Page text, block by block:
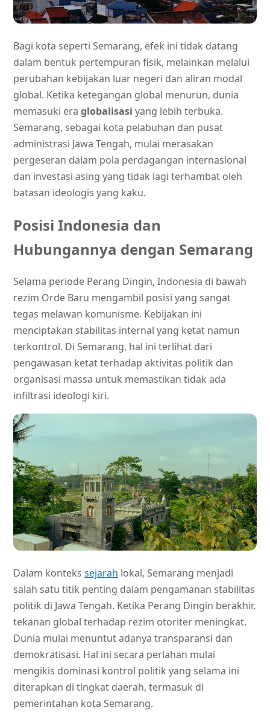
Bagi kota seperti Semarang, efek ini tidak datang
dalam bentuk pertempuran fisik, melainkan melalui
perubahan kebijakan luar negeri dan aliran modal
global. Ketika ketegangan global menurun, dunia
memasuki era globalisasi yang lebih terbuka.
Semarang, sebagai kota pelabuhan dan pusat
administrasi Jawa Tengah, mulai merasakan
pergeseran dalam pola perdagangan internasional
dan investasi asing yang tidak lagi terhambat oleh
batasan ideologis yang kaku.
Posisi Indonesia dan
Hubungannya dengan Semarang
Selama periode Perang Dingin, Indonesia di bawah
rezim Orde Baru mengambil posisi yang sangat
tegas melawan komunisme. Kebijakan ini
menciptakan stabilitas internal yang ketat namun
terkontrol. Di Semarang, hal ini terlihat dari
pengawasan ketat terhadap aktivitas politik dan
organisasi massa untuk memastikan tidak ada
infiltrasi ideologi kiri.
Dalam konteks sejarah lokal, Semarang menjadi
salah satu titik penting dalam pengamanan stabilitas
politik di Jawa Tengah. Ketika Perang Dingin berakhir,
tekanan global terhadap rezim otoriter meningkat.
Dunia mulai menuntut adanya transparansi dan
demokratisasi. Hal ini secara perlahan mulai
mengikis dominasi kontrol politik yang selama ini
diterapkan di tingkat daerah, termasuk di
pemerintahan kota Semarang.